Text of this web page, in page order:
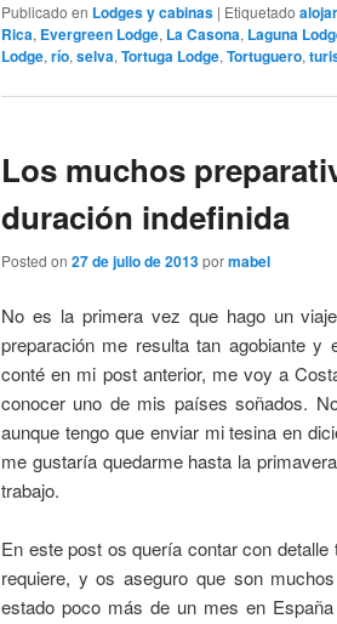
Publicado en Lodges y cabinas | Etiquetado
Rica, Evergreen Lodge, La Casona, Laguna
Lodge, río, selva, Tortuga Lodge, Tortuguero,
Los muchos
duración indefinida
Posted on 27 de julio de 2013pormabel
No es la primera vez que hago un
preparación me resulta tan agobiante
conté en mi post anterior, me voy a
conocer uno de mis países soñados.
aunque tengo que enviar mi tesina en
me gustaría quedarme hasta la
trabajo.
En este post os quería contar con
requiere, y os aseguro que son
estado poco más de un mes en